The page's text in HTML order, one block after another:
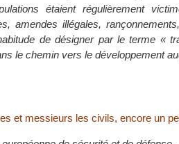
étaient régulièrement
amendes illégales,
de désigner par le terme «
le chemin vers le développement
et messieurs les civils, encore un